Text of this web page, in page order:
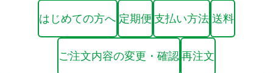
はじめての方へ 定期便 支払い方法 送料
ご注文内容の変更・確認 再注文